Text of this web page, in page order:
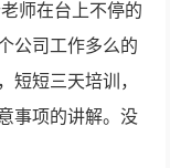
师在台上不停的
公司工作多么的
短短三天培训，
事项的讲解。没